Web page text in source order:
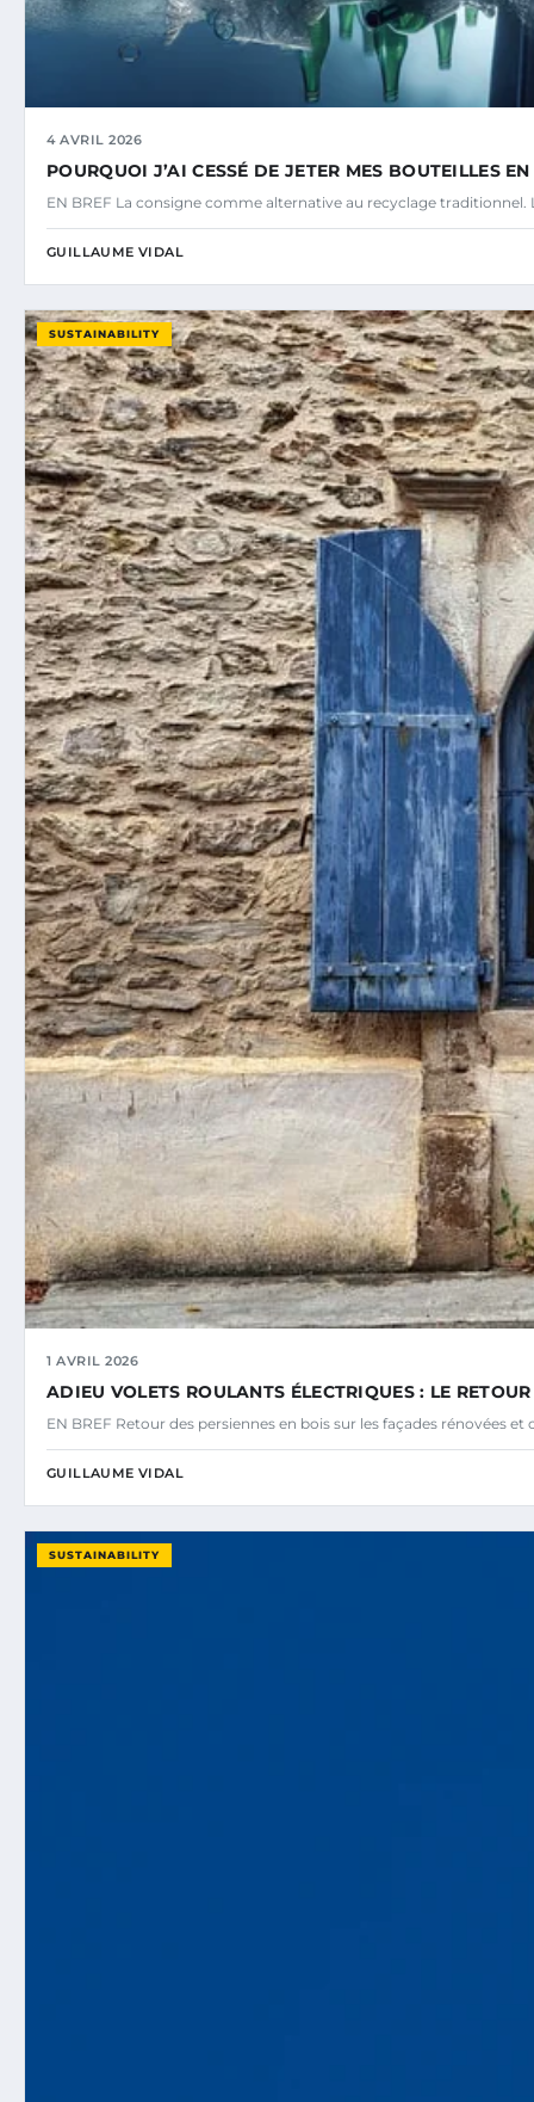
4 AVRIL 2026
POURQUOI J’AI CESSÉ DE JETER MES BOUTEILLES
EN BREF La consigne comme alternative au recyclage traditionnel.
GUILLAUME VIDAL
SUSTAINABILITY
1 AVRIL 2026
ADIEU VOLETS ROULANTS ÉLECTRIQUES : LE
EN BREF Retour des persiennes en bois sur les façades rénovées
GUILLAUME VIDAL
SUSTAINABILITY